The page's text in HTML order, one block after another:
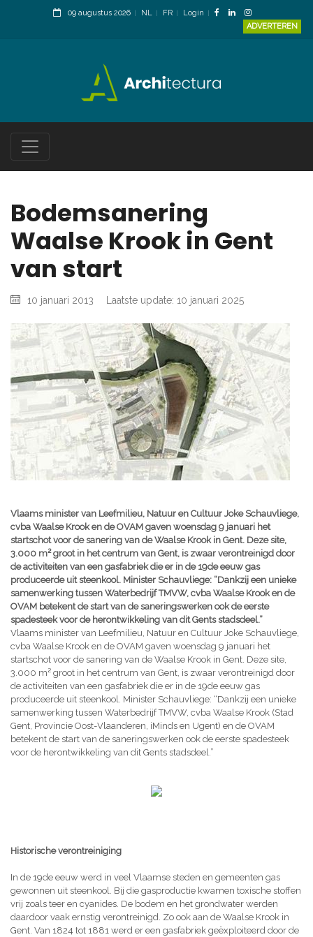
09 augustus 2026 NL FR
Login
ADVERTEREN
Bodemsanering
Waalse Krook in Gent
van start
10 januari 2013 Laatste update: 10 januari 2025
Vlaams minister van Leefmilieu, Natuur en Cultuur Joke Schauvliege,
cvba Waalse Krook en de OVAM gaven woensdag 9 januari het
startschot voor de sanering van de Waalse Krook in Gent. Deze site,
3.000 m² groot in het centrum van Gent, is zwaar verontreinigd door
de activiteiten van een gasfabriek die er in de 19de eeuw gas
produceerde uit steenkool. Minister Schauvliege: “Dankzij een unieke
samenwerking tussen Waterbedrijf TMVW, cvba Waalse Krook en de
OVAM betekent de start van de saneringswerken ook de eerste
spadesteek voor de herontwikkeling van dit Gents stadsdeel.”
Vlaams minister van Leefmilieu, Natuur en Cultuur Joke Schauvliege,
cvba Waalse Krook en de OVAM gaven woensdag 9 januari het
startschot voor de sanering van de Waalse Krook in Gent. Deze site,
3.000 m² groot in het centrum van Gent, is zwaar verontreinigd door
de activiteiten van een gasfabriek die er in de 19de eeuw gas
produceerde uit steenkool. Minister Schauvliege: “Dankzij een unieke
samenwerking tussen Waterbedrijf TMVW, cvba Waalse Krook (Stad
Gent, Provincie Oost-Vlaanderen, iMinds en Ugent) en de OVAM
betekent de start van de saneringswerken ook de eerste spadesteek
voor de herontwikkeling van dit Gents stadsdeel.”
Historische verontreiniging
In de 19de eeuw werd in veel Vlaamse steden en gemeenten gas
gewonnen uit steenkool. Bij die gasproductie kwamen toxische stoffen
vrij zoals teer en cyanides. De bodem en het grondwater werden
daardoor vaak ernstig verontreinigd. Zo ook aan de Waalse Krook in
Gent. Van 1824 tot 1881 werd er een gasfabriek geëxploiteerd door de